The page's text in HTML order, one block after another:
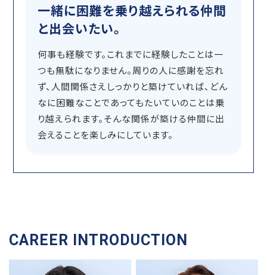
一緒に困難を乗り越えられる仲間
と出会いたい。
何事も経験です。これまでに経験したことは一
つも無駄になりません。周りの人に感謝を忘れ
ず、人間関係さえしっかりと築けていれば、どん
なに困難なことであってもたいていのことは乗
り越えられます。そんな関係が築ける仲間に出
会えることを楽しみにしています。
CAREER INTRODUCTION